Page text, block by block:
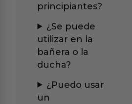
principiantes?
¿Se puede
utilizar en la
bañera o la
ducha?
¿Puedo usar
un